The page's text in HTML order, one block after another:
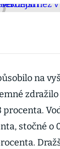
na
zdražilo
procenta.
stočné o